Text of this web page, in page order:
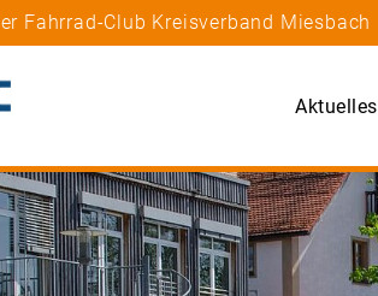
Fahrrad-Club Kreisverband Miesbach
Aktuelles